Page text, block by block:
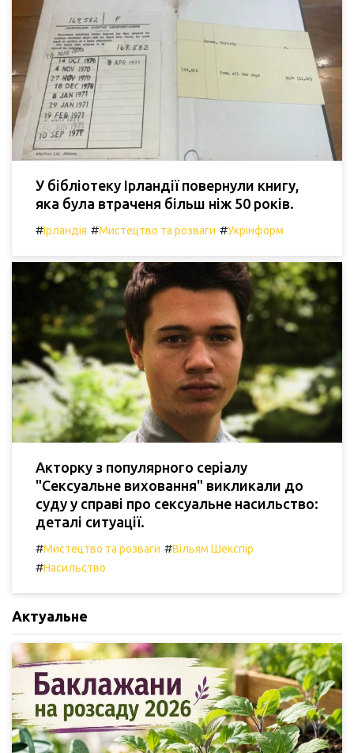
У бібліотеку Ірландії повернули книгу,
яка була втраченя більш ніж 50 років.
#Ірландія #Мистецтво та розваги #Укрінформ
Акторку з популярного серіалу
"Сексуальне виховання" викликали до
суду у справі про сексуальне насильство:
деталі ситуації.
#Мистецтво та розваги #Вільям Шекспір
#Насильство
Актуальне